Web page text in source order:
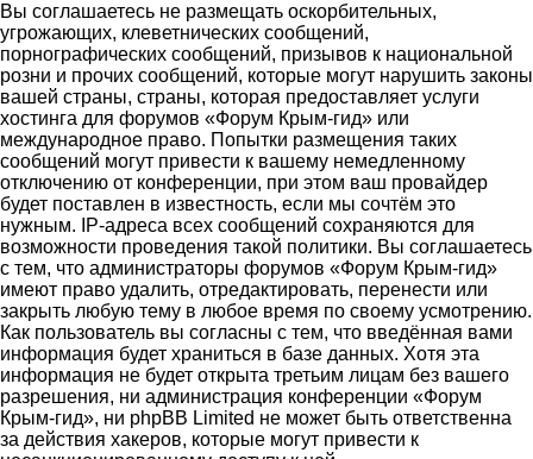
Вы соглашаетесь не размещать оскорбительных,
угрожающих, клеветнических сообщений,
порнографических сообщений, призывов к национальной
розни и прочих сообщений, которые могут нарушить законы
вашей страны, страны, которая предоставляет услуги
хостинга для форумов «Форум Крым-гид» или
международное право. Попытки размещения таких
сообщений могут привести к вашему немедленному
отключению от конференции, при этом ваш провайдер
будет поставлен в известность, если мы сочтём это
нужным. IP-адреса всех сообщений сохраняются для
возможности проведения такой политики. Вы соглашаетесь
с тем, что администраторы форумов «Форум Крым-гид»
имеют право удалить, отредактировать, перенести или
закрыть любую тему в любое время по своему усмотрению.
Как пользователь вы согласны с тем, что введённая вами
информация будет храниться в базе данных. Хотя эта
информация не будет открыта третьим лицам без вашего
разрешения, ни администрация конференции «Форум
Крым-гид», ни phpBB Limited не может быть ответственна
за действия хакеров, которые могут привести к